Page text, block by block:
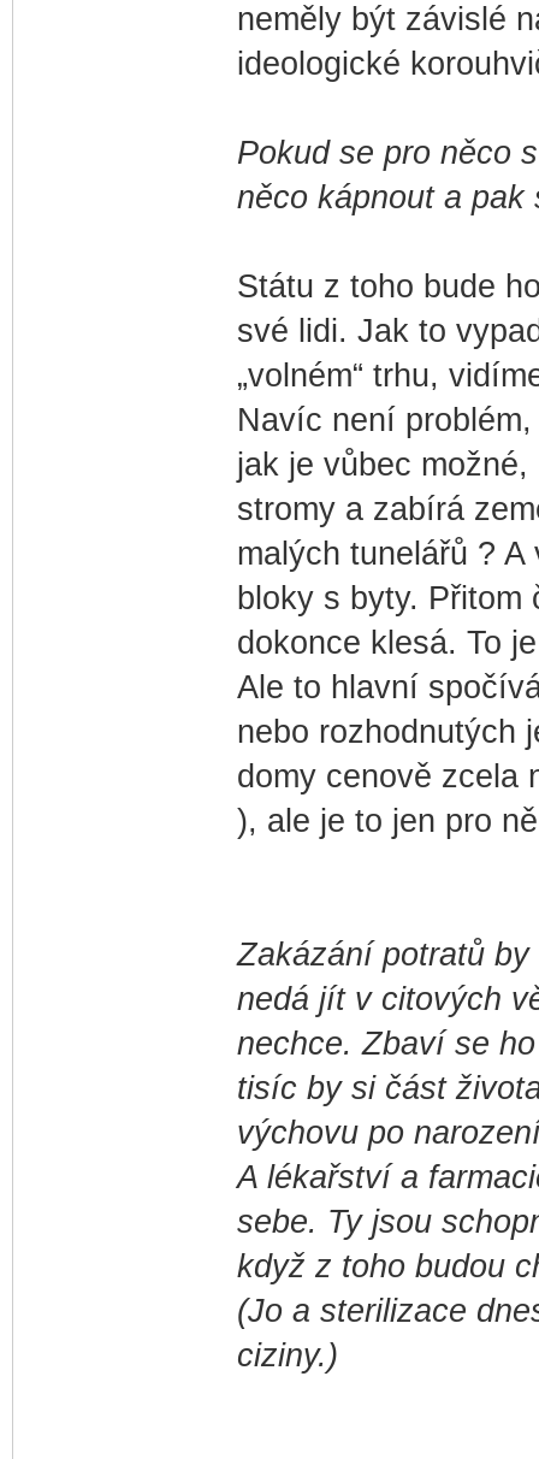
neměly být závislé
ideologické
Pokud se pro něco
něco kápnout a
Státu z toho bude
své lidi. Jak to
„volném“ trhu,
Navíc není
jak je vůbec
stromy a zabírá
malých tunelářů ?
bloky s byty. Přitom
dokonce klesá. To
Ale to hlavní
nebo rozhodnutých
domy cenově zcela
), ale je to jen pro
Zakázání potratů
nedá jít v citových
nechce. Zbaví se
tisíc by si část
výchovu po
A lékařství a
sebe. Ty jsou
když z toho budou
(Jo a sterilizace
ciziny.)